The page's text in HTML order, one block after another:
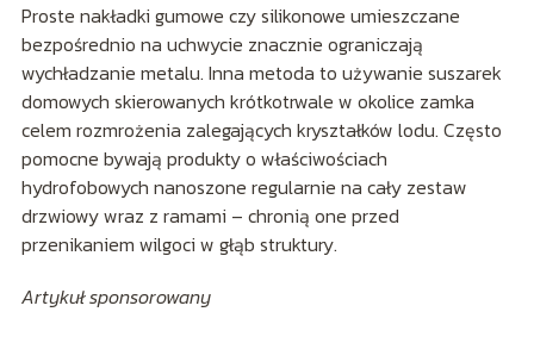
Proste nakładki gumowe czy silikonowe umieszczane
bezpośrednio na uchwycie znacznie ograniczają
wychładzanie metalu. Inna metoda to używanie suszarek
domowych skierowanych krótkotrwale w okolice zamka
celem rozmrożenia zalegających kryształków lodu. Często
pomocne bywają produkty o właściwościach
hydrofobowych nanoszone regularnie na cały zestaw
drzwiowy wraz z ramami – chronią one przed
przenikaniem wilgoci w głąb struktury.
Artykuł sponsorowany